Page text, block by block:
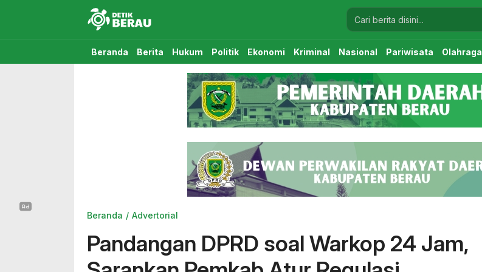
Detikberau.com
Media Diskusi Rakyat
Beranda Berita Hukum Politik Ekonomi Kriminal Nasional Pariwisata Olahraga
Beranda Advertorial
Pandangan DPRD soal Warkop 24 Jam,